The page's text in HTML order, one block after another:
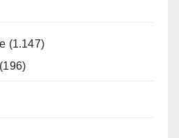
(1.147)
(196)